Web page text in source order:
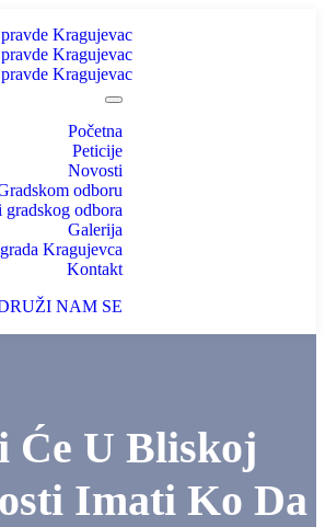
Početna
Peticije
Novosti
odboru
odbora
Galerija
Kragujevca
Kontakt
NAM SE
Će U Bliskoj
Imati Ko Da